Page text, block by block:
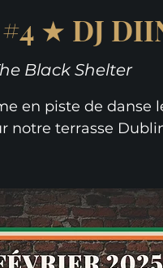
★ DJ
Black Shelter
en piste de danse
notre terrasse